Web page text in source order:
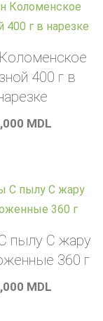
400 г в
MDL
пылу С жару
360 г
MDL